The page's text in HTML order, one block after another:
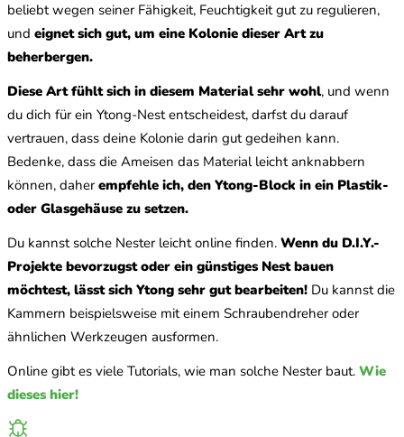
beliebt wegen seiner Fähigkeit, Feuchtigkeit gut zu regulieren,
und eignet sich gut, um eine Kolonie dieser Art zu
beherbergen.
Diese Art fühlt sich in diesem Material sehr wohl, und wenn
du dich für ein Ytong-Nest entscheidest, darfst du darauf
vertrauen, dass deine Kolonie darin gut gedeihen kann.
Bedenke, dass die Ameisen das Material leicht anknabbern
können, daherempfehle ich, den Ytong-Block in ein Plastik-
oder Glasgehäuse zu setzen.
Du kannst solche Nester leicht online finden. Wenn du D.I.Y.-
Projekte bevorzugst oder ein günstiges Nest bauen
möchtest, lässt sich Ytong sehr gut bearbeiten! Du kannst die
Kammern beispielsweise mit einem Schraubendreher oder
ähnlichen Werkzeugen ausformen.
Online gibt es viele Tutorials, wie man solche Nester baut. Wie
dieses hier!